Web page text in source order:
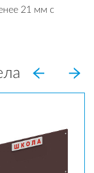
21 мм с